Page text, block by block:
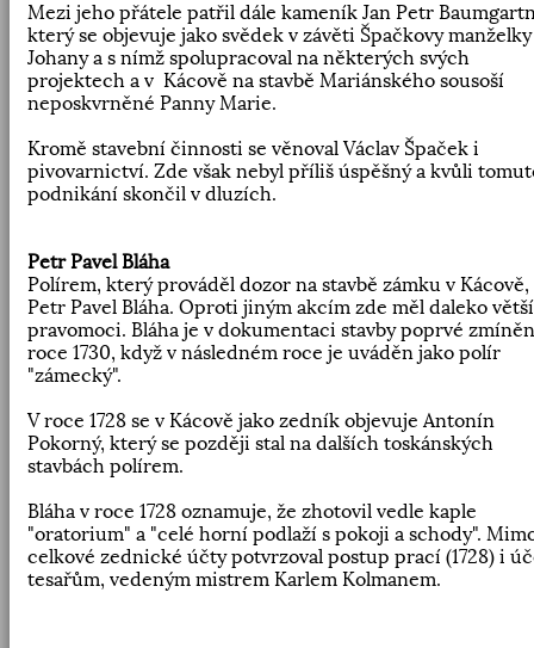
Mezi jeho přátele patřil dále kameník Jan Petr
který se objevuje jako svědek v závěti Špačkovy manželky
Johany a s nímž spolupracoval na některých svých
projektech a v Kácově na stavbě Mariánského sousoší
neposkvrněné Panny Marie.
Kromě stavební činnosti se věnoval Václav Špaček i
pivovarnictví. Zde však nebyl příliš úspěšný a kvůli
podnikání skončil v dluzích.
Petr Pavel Bláha
Polírem, který prováděl dozor na stavbě zámku v Kácově,
Petr Pavel Bláha. Oproti jiným akcím zde měl daleko větší
pravomoci. Bláha je v dokumentaci stavby poprvé
roce 1730, když v následném roce je uváděn jako polír
"zámecký".
V roce 1728 se v Kácově jako zedník objevuje Antonín
Pokorný, který se později stal na dalších toskánských
stavbách polírem.
Bláha v roce 1728 oznamuje, že zhotovil vedle kaple
"oratorium" a "celé horní podlaží s pokoji a schody".
celkové zednické účty potvrzoval postup prací (1728) i
tesařům, vedeným mistrem Karlem Kolmanem.